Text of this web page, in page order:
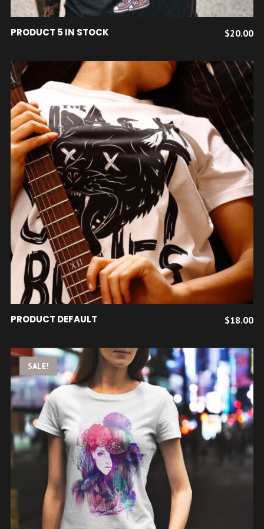
AJOUTER AU PANIER
PRODUCT 5 IN STOCK $20.00
AJOUTER AU PANIER
PRODUCT DEFAULT $18.00
SALE!